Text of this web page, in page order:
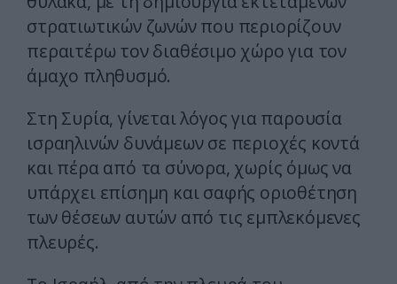
στρατιωτικών ζωνών που περιορίζουν
περαιτέρω τον διαθέσιμο χώρο για τον
άμαχο πληθυσμό.
Στη Συρία, γίνεται λόγος για παρουσία
ισραηλινών δυνάμεων σε περιοχές κοντά
και πέρα από τα σύνορα, χωρίς όμως να
υπάρχει επίσημη και σαφής οριοθέτηση
των θέσεων αυτών από τις εμπλεκόμενες
πλευρές.